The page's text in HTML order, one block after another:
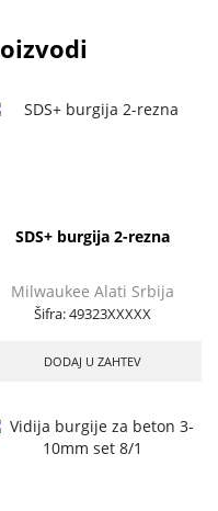
SDS+ burgija 2-rezna
Milwaukee Alati Srbija
Šifra:49323XXXXX
DODAJ U ZAHTEV